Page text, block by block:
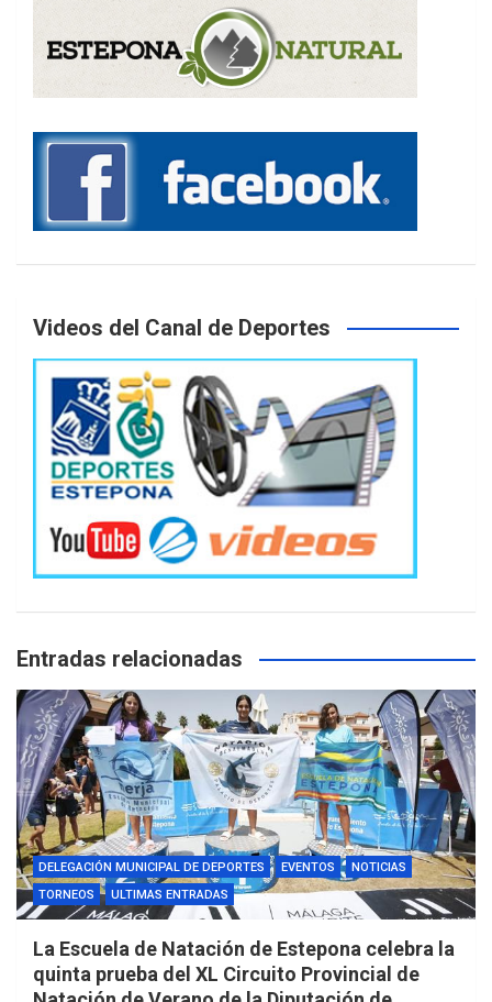
Videos del Canal de Deportes
Entradas relacionadas
DELEGACIÓN MUNICIPAL DE DEPORTES EVENTOS
NOTICIAS
TORNEOS
ULTIMAS ENTRADAS
La Escuela de Natación de Estepona celebra la
quinta prueba del XL Circuito Provincial de